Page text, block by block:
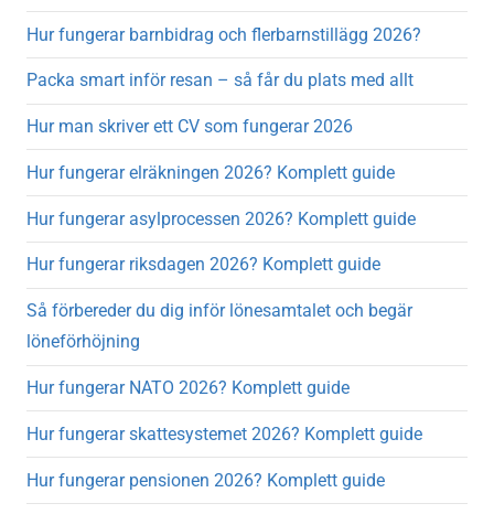
Hur fungerar barnbidrag och flerbarnstillägg 2026?
Packa smart inför resan – så får du plats med allt
Hur man skriver ett CV som fungerar 2026
Hur fungerar elräkningen 2026? Komplett guide
Hur fungerar asylprocessen 2026? Komplett guide
Hur fungerar riksdagen 2026? Komplett guide
Så förbereder du dig inför lönesamtalet och begär
löneförhöjning
Hur fungerar NATO 2026? Komplett guide
Hur fungerar skattesystemet 2026? Komplett guide
Hur fungerar pensionen 2026? Komplett guide